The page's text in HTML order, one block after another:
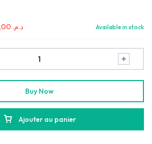
د.م. Available in stock
Ajouter au panier
Buy Now